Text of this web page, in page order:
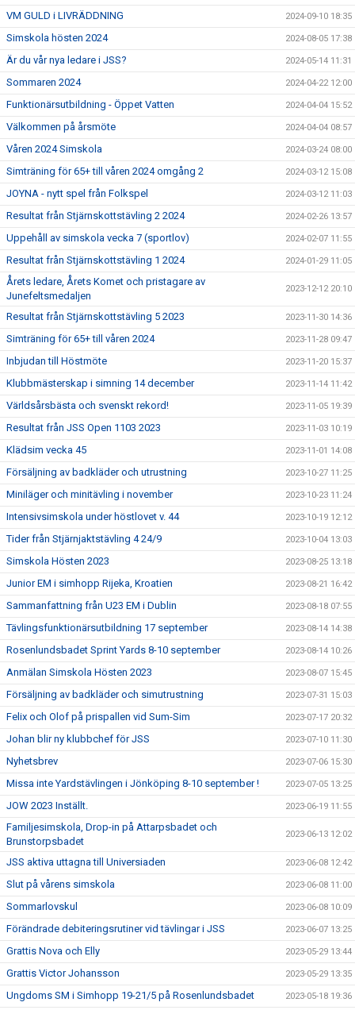
VM GULD i LIVRÄDDNING 2024-09-10 18:35
Simskola hösten 2024 2024-08-05 17:38
Är du vår nya ledare i JSS? 2024-05-14 11:31
Sommaren 2024 2024-04-22 12:00
Funktionärsutbildning - Öppet Vatten 2024-04-04 15:52
Välkommen på årsmöte 2024-04-04 08:57
Våren 2024 Simskola 2024-03-24 08:00
Simträning för 65+ till våren 2024 omgång 2 2024-03-12 15:08
JOYNA - nytt spel från Folkspel 2024-03-12 11:03
Resultat från Stjärnskottstävling 2 2024 2024-02-26 13:57
Uppehåll av simskola vecka 7 (sportlov) 2024-02-07 11:55
Resultat från Stjärnskottstävling 1 2024 2024-01-29 11:05
Årets ledare, Årets Komet och pristagare av
Junefeltsmedaljen
2023-12-12 20:10
Resultat från Stjärnskottstävling 5 2023 2023-11-30 14:36
Simträning för 65+ till våren 2024 2023-11-28 09:47
Inbjudan till Höstmöte 2023-11-20 15:37
Klubbmästerskap i simning 14 december 2023-11-14 11:42
Världsårsbästa och svenskt rekord! 2023-11-05 19:39
Resultat från JSS Open 1103 2023 2023-11-03 10:19
Klädsim vecka 45 2023-11-01 14:08
Försäljning av badkläder och utrustning 2023-10-27 11:25
Miniläger och minitävling i november 2023-10-23 11:24
Intensivsimskola under höstlovet v. 44 2023-10-19 12:12
Tider från Stjärnjaktstävling 4 24/9 2023-10-04 13:03
Simskola Hösten 2023 2023-08-25 13:18
Junior EM i simhopp Rijeka, Kroatien 2023-08-21 16:42
Sammanfattning från U23 EM i Dublin 2023-08-18 07:55
Tävlingsfunktionärsutbildning 17 september 2023-08-14 14:38
Rosenlundsbadet Sprint Yards 8-10 september 2023-08-14 10:26
Anmälan Simskola Hösten 2023 2023-08-07 15:45
Försäljning av badkläder och simutrustning 2023-07-31 15:03
Felix och Olof på prispallen vid Sum-Sim 2023-07-17 20:32
Johan blir ny klubbchef för JSS 2023-07-10 11:30
Nyhetsbrev 2023-07-06 15:30
Missa inte Yardstävlingen i Jönköping 8-10 september ! 2023-07-05 13:25
JOW 2023 Inställt. 2023-06-19 11:55
Familjesimskola, Drop-in på Attarpsbadet och
Brunstorpsbadet
2023-06-13 12:02
JSS aktiva uttagna till Universiaden 2023-06-08 12:42
Slut på vårens simskola 2023-06-08 11:00
Sommarlovskul 2023-06-08 10:09
Förändrade debiteringsrutiner vid tävlingar i JSS 2023-06-07 13:25
Grattis Nova och Elly 2023-05-29 13:44
Grattis Victor Johansson 2023-05-29 13:35
Ungdoms SM i Simhopp 19-21/5 på Rosenlundsbadet 2023-05-18 19:36